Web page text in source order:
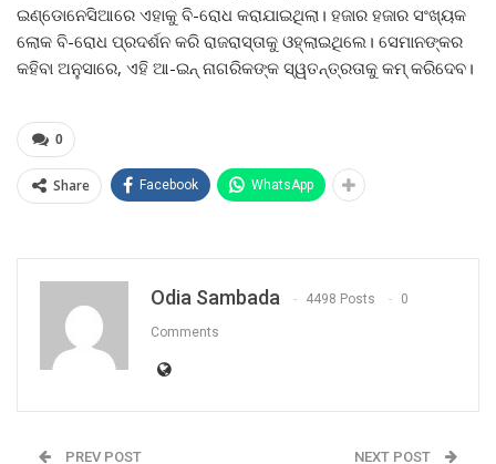
ଇଣ୍ଡୋନେସିଆରେ ଏହାକୁ ବି-ରୋଧ କରାଯାଇଥିଲା। ହଜାର ହଜାର ସଂଖ୍ୟକ
ଲୋକ ବି-ରୋଧ ପ୍ରଦର୍ଶନ କରି ରାଜରାସ୍ତାକୁ ଓହ୍ଲାଇଥିଲେ। ସେମାନଙ୍କର
କହିବା ଅନୁସାରେ, ଏହି ଆ-ଇନ୍‌ ନାଗରିକଙ୍କ ସ୍ୱତନ୍ତ୍ରତାକୁ କମ୍‌ କରିଦେବ।
0
Share Facebook WhatsApp
Odia Sambada 4498 Posts 0
Comments
PREV POST NEXT POST